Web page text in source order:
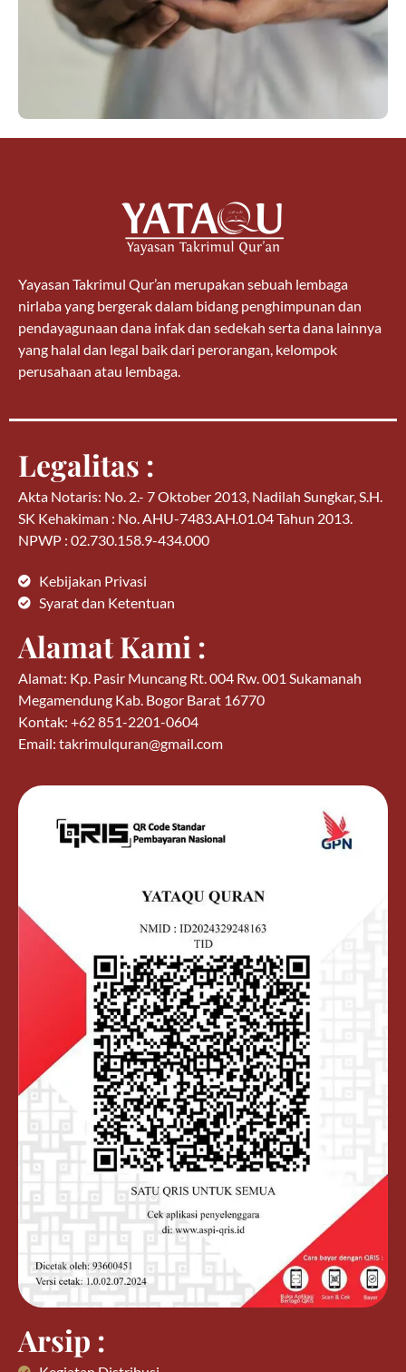
Yayasan Takrimul Qur’an merupakan sebuah lembaga
nirlaba yang bergerak dalam bidang penghimpunan dan
pendayagunaan dana infak dan sedekah serta dana lainnya
yang halal dan legal baik dari perorangan, kelompok
perusahaan atau lembaga.
Legalitas :
Akta Notaris: No. 2.- 7 Oktober 2013, Nadilah Sungkar, S.H.
SK Kehakiman : No. AHU-7483.AH.01.04 Tahun 2013.
NPWP : 02.730.158.9-434.000
Kebijakan Privasi
Syarat dan Ketentuan
Alamat Kami :
Alamat: Kp. Pasir Muncang Rt. 004 Rw. 001 Sukamanah
Megamendung Kab. Bogor Barat 16770
Kontak: +62 851-2201-0604
Email: takrimulquran@gmail.com
Arsip :